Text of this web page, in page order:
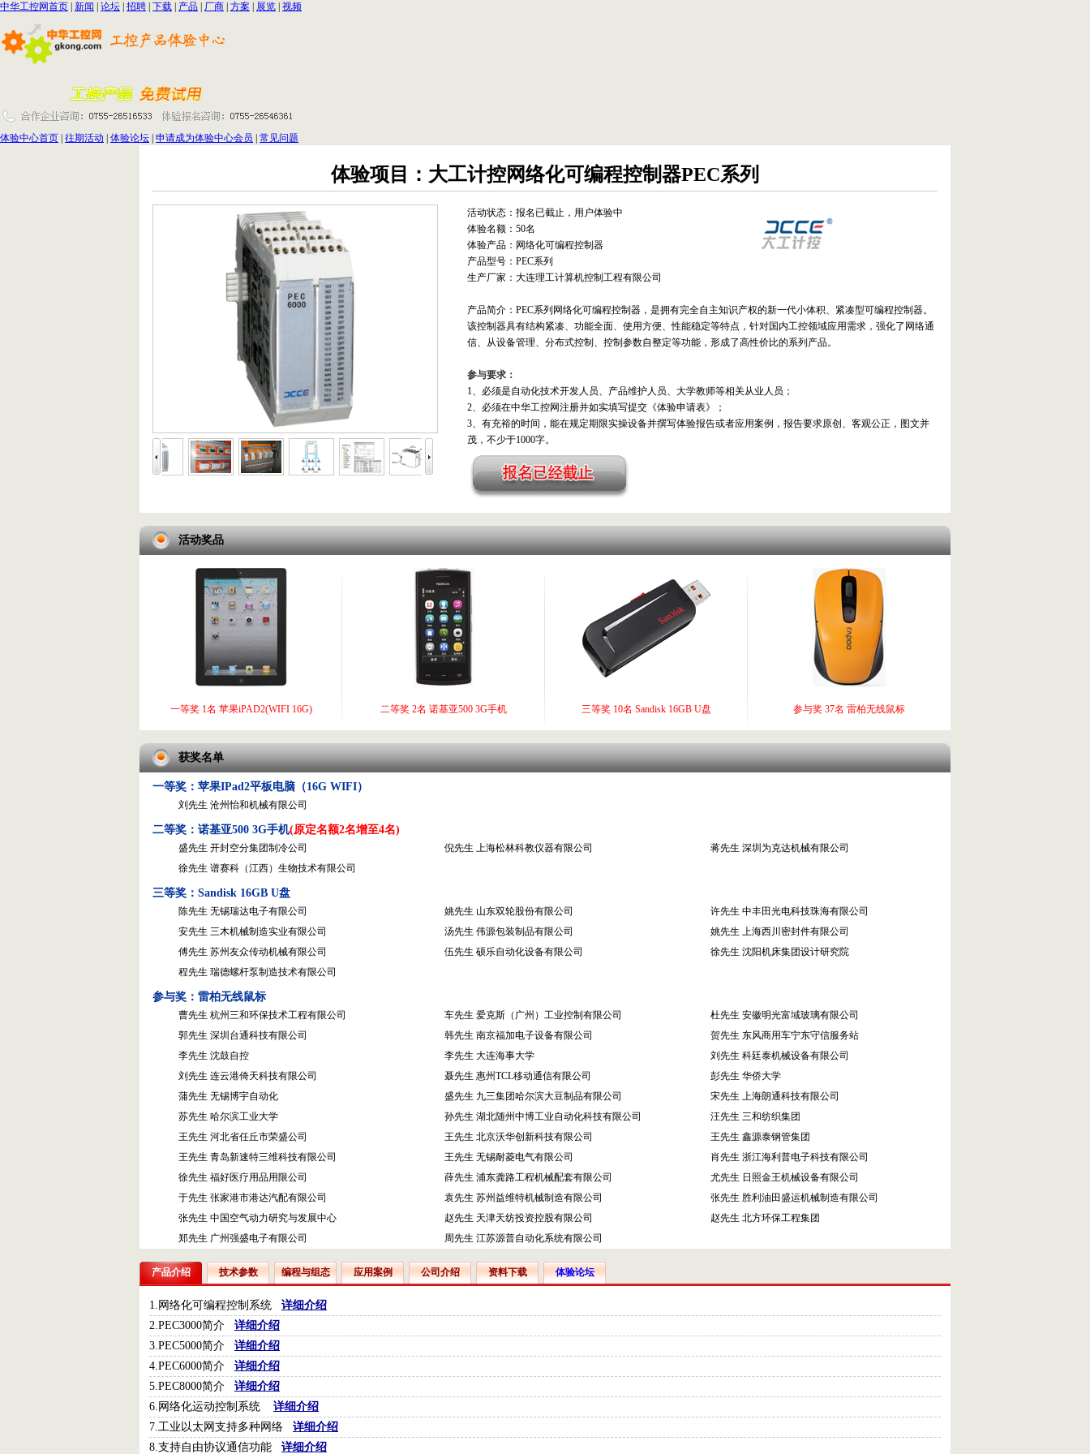
中华工控网首页 新闻 论坛 招聘 下载 产品 厂商 方案 展览 视频
体验中心首页 往期活动 体验论坛 申请成为体验中心会员 常见问题
体验项目：大工计控网络化可编程控制器PEC系列
活动状态： 报名已截止，用户体验中
体验名额：50名
体验产品：网络化可编程控制器
产品型号：PEC系列
生产厂家：大连理工计算机控制工程有限公司
产品简介：PEC系列网络化可编程控制器，是拥有完全自主知识产权的新一代小体积、紧凑型可编程控制器。
该控制器具有结构紧凑、功能全面、使用方便、性能稳定等特点，针对国内工控领域应用需求，强化了网络通
信、从设备管理、分布式控制、控制参数自整定等功能，形成了高性价比的系列产品。
参与要求：
1、必须是自动化技术开发人员、产品维护人员、大学教师等相关从业人员；
2、必须在中华工控网注册并如实填写提交《体验申请表》；
3、有充裕的时间，能在规定期限实操设备并撰写体验报告或者应用案例，报告要求原创、客观公正，图文并
茂，不少于1000字。
活动奖品
一等奖 1名 苹果iPAD2(WIFI 16G) 二等奖 2名 诺基亚500 3G手机 三等奖 10名 Sandisk 16GB U盘 参与奖 37名 雷柏无线鼠标
获奖名单
一等奖：苹果IPad2平板电脑（16G WIFI）
刘先生 沧州怡和机械有限公司
二等奖：诺基亚500 3G手机(原定名额2名增至4名)
盛先生 开封空分集团制冷公司 倪先生 上海松林科教仪器有限公司
蒋先生 深圳为克达机械有限公司
徐先生 谱赛科（江西）生物技术有限公司
三等奖：Sandisk 16GB U盘
陈先生 无锡瑞达电子有限公司 姚先生 山东双轮股份有限公司
许先生 中丰田光电科技珠海有限公司
安先生 三木机械制造实业有限公司
汤先生 伟源包装制品有限公司
姚先生 上海西川密封件有限公司
傅先生 苏州友众传动机械有限公司
伍先生 硕乐自动化设备有限公司
徐先生 沈阳机床集团设计研究院
程先生 瑞德螺杆泵制造技术有限公司
参与奖：雷柏无线鼠标
曹先生 杭州三和环保技术工程有限公司 车先生 爱克斯（广州）工业控制有限公司
杜先生 安徽明光富域玻璃有限公司
郭先生 深圳台通科技有限公司
韩先生 南京福加电子设备有限公司
贺先生 东风商用车宁东守信服务站
李先生 沈鼓自控
李先生 大连海事大学
刘先生 科廷泰机械设备有限公司
刘先生 连云港倚天科技有限公司
聂先生 惠州TCL移动通信有限公司
彭先生 华侨大学
蒲先生 无锡博宇自动化
盛先生 九三集团哈尔滨大豆制品有限公司
宋先生 上海朗通科技有限公司
苏先生 哈尔滨工业大学
孙先生 湖北随州中博工业自动化科技有限公司
汪先生 三和纺织集团
王先生 河北省任丘市荣盛公司
王先生 北京沃华创新科技有限公司
王先生 鑫源泰钢管集团
王先生 青岛新速特三维科技有限公司
王先生 无锡耐菱电气有限公司
肖先生 浙江海利普电子科技有限公司
徐先生 福好医疗用品用限公司
薛先生 浦东龚路工程机械配套有限公司
尤先生 日照金王机械设备有限公司
于先生 张家港市港达汽配有限公司
袁先生 苏州益维特机械制造有限公司
张先生 胜利油田盛运机械制造有限公司
张先生 中国空气动力研究与发展中心
赵先生 天津天纺投资控股有限公司
赵先生 北方环保工程集团
郑先生 广州强盛电子有限公司
周先生 江苏源普自动化系统有限公司
产品介绍 技术参数 编程与组态 应用案例 公司介绍 资料下载 体验论坛
1.网络化可编程控制系统
详细介绍
2.PEC3000简介
详细介绍
3.PEC5000简介
详细介绍
4.PEC6000简介
详细介绍
5.PEC8000简介
详细介绍
6.网络化运动控制系统
详细介绍
7.工业以太网支持多种网络
详细介绍
8.支持自由协议通信功能
详细介绍